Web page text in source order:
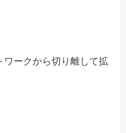
ワークから切り離して拡